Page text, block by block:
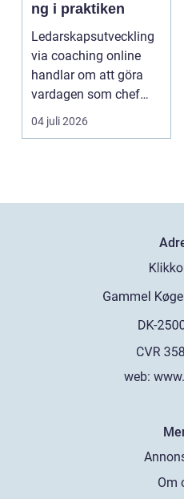
ng i praktiken
Ledarskapsutveckling
via coaching online
handlar om att göra
vardagen som chef
både mer h...
04 juli 2026
web:
Om